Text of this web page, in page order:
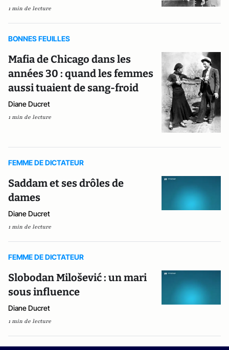
1 min de lecture
BONNES FEUILLES
Mafia de Chicago dans les
années 30 : quand les femmes
aussi tuaient de sang-froid
Diane Ducret
1 min de lecture
FEMME DE DICTATEUR
Saddam et ses drôles de
dames
Diane Ducret
1 min de lecture
FEMME DE DICTATEUR
Slobodan Milošević : un mari
sous influence
Diane Ducret
1 min de lecture